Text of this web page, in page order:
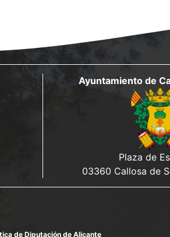
Ayuntamiento de
Plaza de
03360 Callosa de
de Diputación de Alicante